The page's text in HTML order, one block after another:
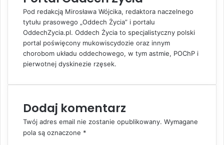
E
Pod redakcją Mirosława Wójcika, redaktora naczelnego
tytułu prasowego „Oddech Życia” i portalu
OddechZycia.pl. Oddech Życia to specjalistyczny polski
portal poświęcony mukowiscydozie oraz innym
chorobom układu oddechowego, w tym astmie, POChP i
pierwotnej dyskinezie rzęsek.
Dodaj komentarz
Twój adres email nie zostanie opublikowany. Wymagane
pola są oznaczone *